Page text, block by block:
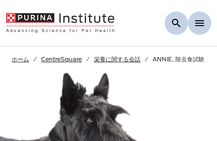
ホーム CentreSquare 栄養に関する会話 ANNIE, 除去食試験